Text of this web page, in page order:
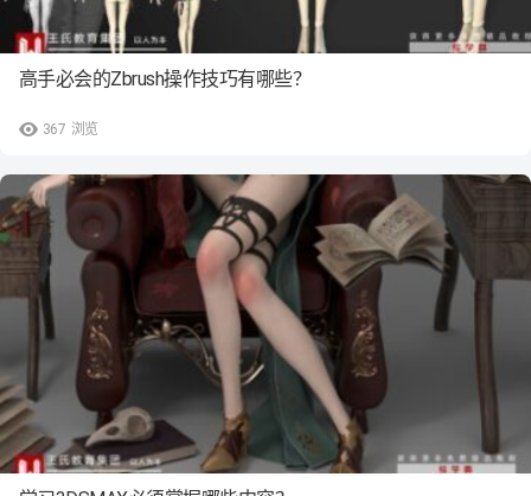
367 浏览
高手必会的Zbrush操作技巧有哪些？